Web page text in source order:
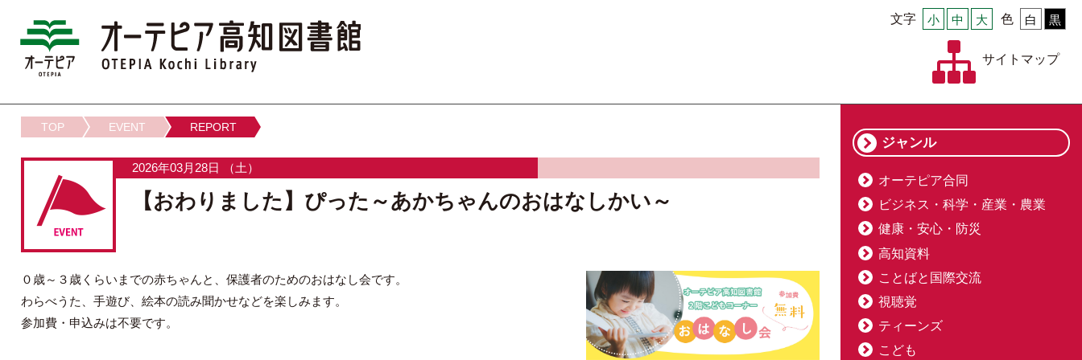
色 白 黒
文字 小 中 大
サイトマップ
TOP EVENT REPORT
2026年03月28日 （土）
【おわりました】ぴった～あかちゃんのおはなしかい～
０歳～３歳くらいまでの赤ちゃんと、保護者のためのおはなし会です。
わらべうた、手遊び、絵本の読み聞かせなどを楽しみます。
参加費・申込みは不要です。
ジャンル
オーテピア合同
ビジネス・科学・産業・農業
健康・安心・防災
高知資料
ことばと国際交流
視聴覚
ティーンズ
こども